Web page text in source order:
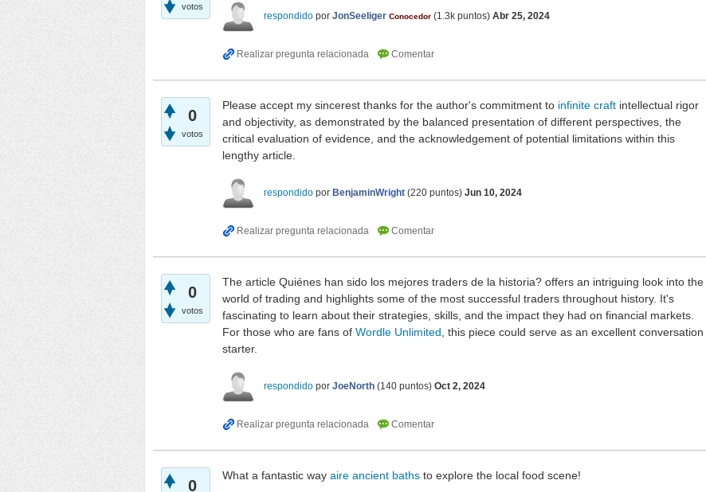
votos
respondido por JonSeeliger Conocedor (1.3k puntos) Abr 25, 2024
0
votos
Please accept my sincerest thanks for the author's commitment to infinite craft intellectual rigor
and objectivity, as demonstrated by the balanced presentation of different perspectives, the
critical evaluation of evidence, and the acknowledgement of potential limitations within this
lengthy article.
respondido por BenjaminWright (220 puntos) Jun 10, 2024
0
votos
The article Quiénes han sido los mejores traders de la historia? offers an intriguing look into the
world of trading and highlights some of the most successful traders throughout history. It's
fascinating to learn about their strategies, skills, and the impact they had on financial markets.
For those who are fans of Wordle Unlimited , this piece could serve as an excellent conversation
starter.
respondido por JoeNorth (140 puntos) Oct 2, 2024
0
What a fantastic way aire ancient baths to explore the local food scene!